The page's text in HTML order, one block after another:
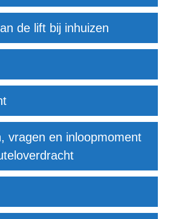
de lift bij inhuizen
vragen en inloopmoment